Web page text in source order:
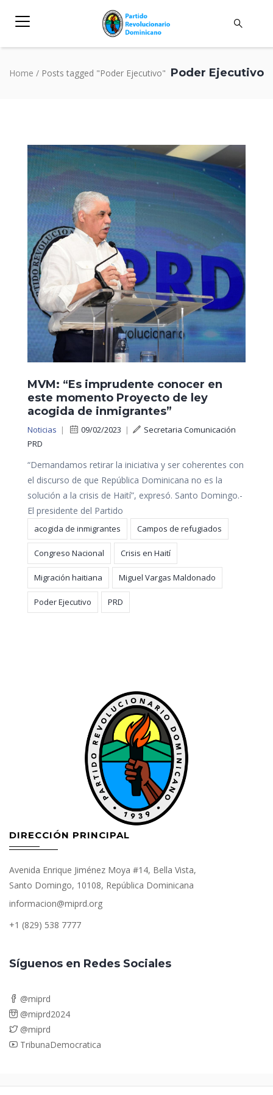
Poder Ejecutivo
Home / Posts tagged "Poder Ejecutivo"
MVM: “Es imprudente conocer en
este momento Proyecto de ley
acogida de inmigrantes”
Noticias | 09/02/2023 |
Secretaria Comunicación
PRD
“Demandamos retirar la iniciativa y ser coherentes con
el discurso de que República Dominicana no es la
solución a la crisis de Haití”, expresó. Santo Domingo.-
El presidente del Partido
acogida de inmigrantes Campos de refugiados
Congreso Nacional Crisis en Haití
Migración haitiana Miguel Vargas Maldonado
Poder Ejecutivo PRD
DIRECCIÓN PRINCIPAL
Avenida Enrique Jiménez Moya #14, Bella Vista,
Santo Domingo, 10108, República Dominicana
informacion@miprd.org
+1 (829) 538 7777
Síguenos en Redes Sociales
@miprd
@miprd2024
@miprd
TribunaDemocratica